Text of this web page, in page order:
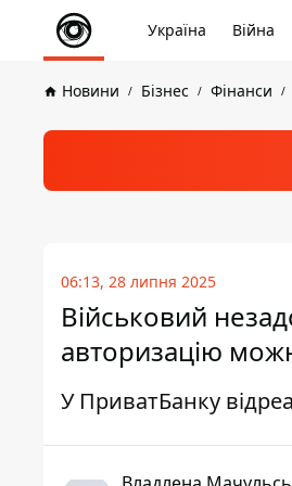
Україна Війна
Новини Бізнес Фінанси
06:13, 28 липня 2025
Військовий
авторизацію
У ПриватБанку